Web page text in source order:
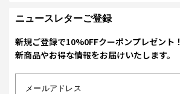
ニュースレターご登録
新規ご登録で10%0FFクーポンプレゼント！
新商品やお得な情報をお届けいたします。
メールアドレス